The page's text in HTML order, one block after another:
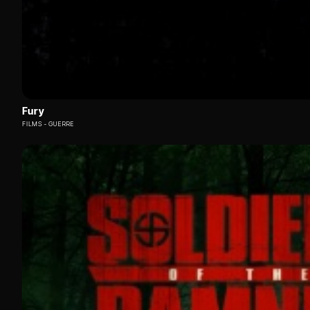
Fury
FILMS GUERRE